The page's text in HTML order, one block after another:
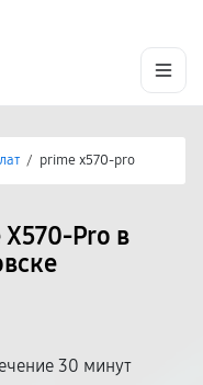
/ prime x570-pro
Pro в
30 минут